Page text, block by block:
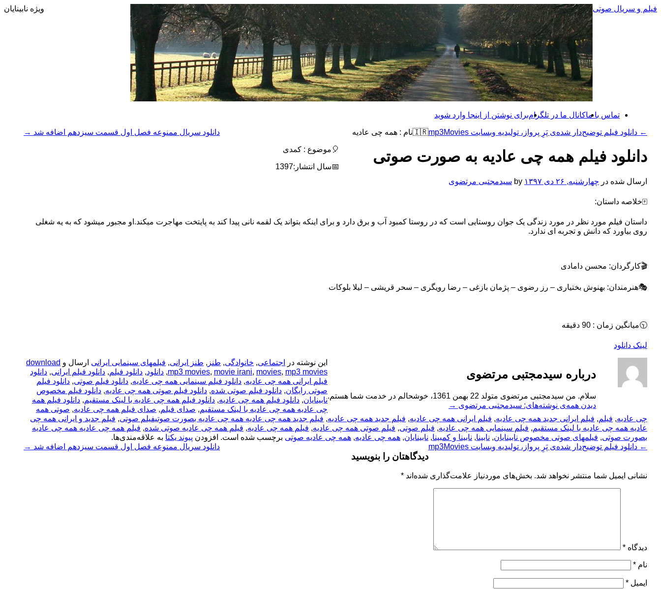
رفتن
فیلم و سریال صوتی ویژه نابینایان
تماس با ماکانال ما در تلگرامبرای نوشتن از اینجا وارد شوید
← دانلود فیلم توضیح‌دار شده‌ی پَرِ پرواز، تولیدیه وبسایت mp3Movies دانلود سریال ممنوعه فصل اول قسمت سیزدهم اضافه شد →
دانلود فیلم همه چی عادیه به صورت صوتی
ارسال شده در چهارشنبه, ۲۶ دی ۱۳۹۷ by سیدمجتبی مرتضوی
🇮🇷نام : همه چی عادیه
🎈موضوع : کمدی
📅سال انتشار:1397
🀄️خلاصه داستان:
داستان فیلم مورد نظر در مورد زندگی یک جوان روستایی است که در روستا کمبود آب و برق دارد و برای اینکه بتواند یک لقمه نانی پیدا کند به پایتخت مهاجرت میکند.او مجبور میشود که به یه شغلی
روی بیاورد که دانش و تجربه ای ندارد.
🎬کارگردان: محسن دامادی
🎭هنرمندان: بهنوش بختیاری – رز رضوی – پژمان بازغی – رضا رویگری – سحر قریشی – لیلا بلوکات
🕥میانگین زمان : 90 دقیقه
لینک دانلود
درباره سیدمجتبی مرتضوی
سلام. من سیدمجتبی مرتضوی متولد 22 بهمن 1361، خوشحالم در خدمت شما هستم.
دیدن همه‌ی نوشته‌های: سیدمجتبی مرتضوی →
این نوشته در اجتماعی, خانوادگی, طنز , طنز ایرانی, فیلمهای سینمایی ایرانی ارسال و download
mp3 movies, movie irani, movies, mp3 movies
, دانلود, دانلود فیلم, دانلود فیلم ایرانی, دانلود
فیلم ایرانی همه چی عادیه, دانلود فیلم سینمایی همه چی عادیه, دانلود فیلم صوتی, دانلود فیلم
صوتی رایگان, دانلود فیلم صوتی شده, دانلود فیلم صوتی همه چی عادیه, دانلود فیلم مخصوص
نابینایان, دانلود فیلم همه چی عادیه, دانلود فیلم همه چی عادیه با لینک مستقیم, دانلود فیلم همه
چی عادیه همه چی عادیه با لینک مستقیم, صدای فیلم, صدای فیلم همه چی عادیه, صوتی همه
چی عادیه, فیلم, فیلم ایرانی جدید همه چی عادیه, فیلم ایرانی همه چی عادیه, فیلم جدید همه چی عادیه, فیلم جدید همه چی عادیه همه چی عادیه بصورت صوتیفیلم صوتی, فیلم جدید و ایرانی همه چی
عادیه همه چی عادیه با لینک مستقیم, فیلم سینمایی همه چی عادیه, فیلم صوتی, فیلم صوتی همه چی عادیه, فیلم همه چی عادیه, فیلم همه چی عادیه صوتی شده, فیلم همه چی عادیه همه چی عادیه
بصورت صوتی, فیلمهای صوتی مخصوص نابینایان, نابینا, نابینا و کمبینا, نابینایان, همه چی عادیه, همه چی عادیه صوتی برچسب شده است. افزودن پیوند یکتا به علاقه‌مندی‌ها.
← دانلود فیلم توضیح‌دار شده‌ی پَرِ پرواز، تولیدیه وبسایت mp3Movies دانلود سریال ممنوعه فصل اول قسمت سیزدهم اضافه شد →
دیدگاهتان را بنویسید
نشانی ایمیل شما منتشر نخواهد شد. بخش‌های موردنیاز علامت‌گذاری شده‌اند *
دیدگاه *
نام *
ایمیل *